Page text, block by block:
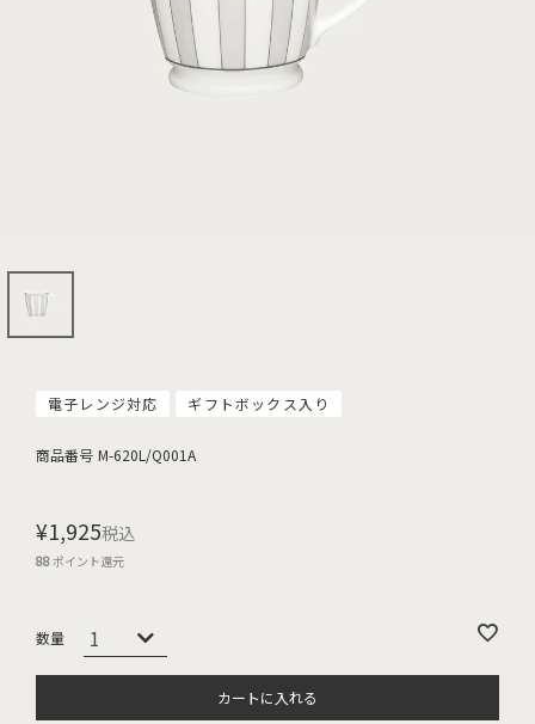
電子レンジ対応 ギフトボックス入り
商品番号 M-620L/Q001A
¥1,925税込
88ポイント還元
カートに入れる